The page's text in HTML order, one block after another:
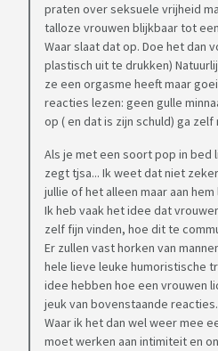
praten over seksuele vrijheid
talloze vrouwen blijkbaar tot
Waar slaat dat op. Doe het dan
plastisch uit te drukken)
ze een orgasme heeft maar
reacties lezen: geen gulle
op ( en dat is zijn schuld) ga
Als je met een soort pop in
zegt tjsa... Ik weet dat niet
jullie of het alleen maar aan hem
Ik heb vaak het idee dat
zelf fijn vinden, hoe dit te
Er zullen vast horken van
hele lieve leuke humoristische
idee hebben hoe een vrouwen
jeuk van bovenstaande reacties.
Waar ik het dan wel weer mee
moet werken aan intimiteit en